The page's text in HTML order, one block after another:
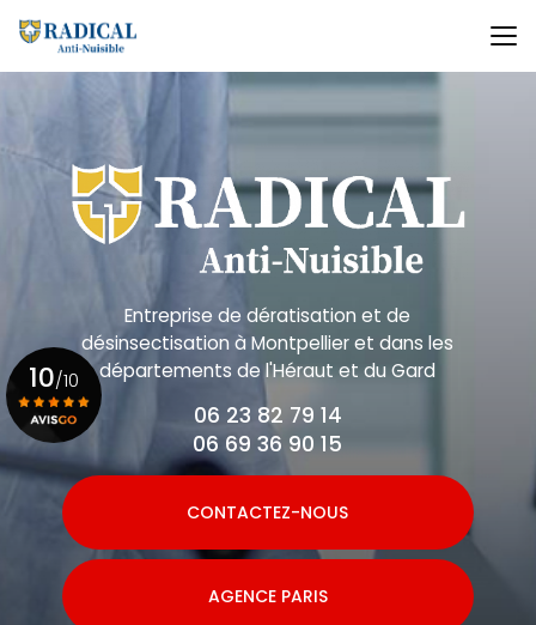
au
contenu
principal
Entreprise de dératisation et de
désinsectisationà Montpellier et dans les
départements de l'Héraut et du Gard
06 23 82 79 14
06 69 36 90 15
CONTACTEZ-NOUS
AGENCE PARIS
10/10
Voir le certificat